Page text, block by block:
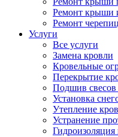
Ремонт крыши
Ремонт
Услуги
Все услуги
Замена кровли
Кровельные
Перекрытие
Подшив свесов
Установка
Утепление
Устранение
Гидроизоляция